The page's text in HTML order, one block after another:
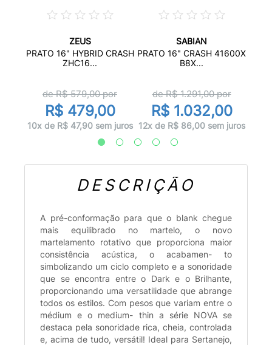
ZEUS
PRATO 16" HYBRID CRASH
ZHC16...
de R$579,00por
R$ 479,00
10x de R$ 47,90 sem juros
SABIAN
PRATO 16" CRASH 41600X
B8X...
de R$1.291,00por
R$ 1.032,00
12x de R$ 86,00 sem juros
DESCRIÇÃO
A pré-conformação para que o blank chegue
mais equilibrado no martelo, o novo
martelamento rotativo que proporciona maior
consistência acústica, o acabamen- to
simbolizando um ciclo completo e a sonoridade
que se encontra entre o Dark e o Brilhante,
proporcionando uma versatilidade que abrange
todos os estilos. Com pesos que variam entre o
médium e o medium- thin a série NOVA se
destaca pela sonoridade rica, cheia, controlada
e, acima de tudo, versátil! Ideal para Sertanejo,